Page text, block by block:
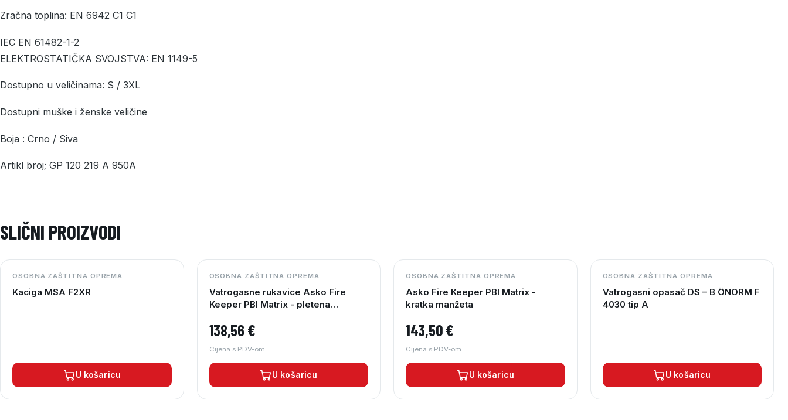
Zračna toplina: EN 6942 C1 C1
IEC EN 61482-1-2
ELEKTROSTATIČKA SVOJSTVA: EN 1149-5
Dostupno u veličinama: S / 3XL
Dostupni muške i ženske veličine
Boja : Crno / Siva
Artikl broj; GP 120 219 A 950A
SLIČNI PROIZVODI
OSOBNA ZAŠTITNA OPREMA
Kaciga MSA F2XR
U košaricu
OSOBNA ZAŠTITNA OPREMA
Vatrogasne rukavice Asko Fire
Keeper PBI Matrix - pletena
138,56 €
Cijena s PDV-om
U košaricu
OSOBNA ZAŠTITNA OPREMA
Asko Fire Keeper PBI Matrix -
kratka manžeta
143,50€
Cijena s PDV-om
U košaricu
OSOBNA ZAŠTITNA OPREMA
Vatrogasni opasač DS – B ÖNORM F
4030 tip A
U košaricu